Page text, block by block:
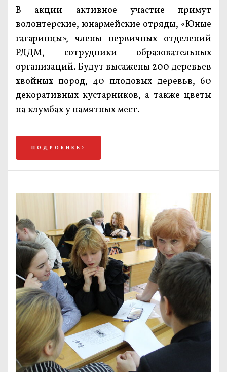
В акции активное участие примут
волонтерские, юнармейские отряды, «Юные
гагаринцы», члены первичных отделений
РДДМ, сотрудники образовательных
организаций. Будут высажены 200 деревьев
хвойных пород, 40 плодовых деревьв, 60
декоративных кустарников, а также цветы
на клумбах у памятных мест.
ПОДРОБНЕЕ